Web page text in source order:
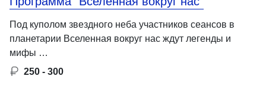
Под куполом звездного неба участников сеансов в
планетарии Вселенная вокруг нас ждут легенды и
мифы …
250 - 300